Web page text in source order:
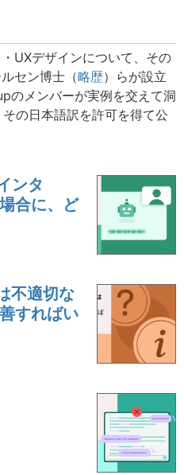
o
n
UXデザインについて、その
セン博士（略歴）らが設立
のメンバーが実例を交えて洞
その日本語訳を許可を得て公
ンタ
合に、ど
不適切な
すればい